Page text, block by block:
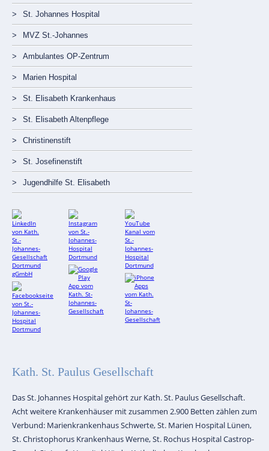
St. Johannes Hospital
MVZ St.-Johannes
Ambulantes OP-Zentrum
Marien Hospital
St. Elisabeth Krankenhaus
St. Elisabeth Altenpflege
Christinenstift
St. Josefinenstift
Jugendhilfe St. Elisabeth
Kath. St. Paulus Gesellschaft
Das St. Johannes Hospital gehört zur Kath. St. Paulus Gesellschaft.
Acht weitere Krankenhäuser mit zusammen 2.900 Betten zählen zum
Verbund: Marienkrankenhaus Schwerte, St. Marien Hospital Lünen,
St. Christophorus Krankenhaus Werne, St. Rochus Hospital Castrop-